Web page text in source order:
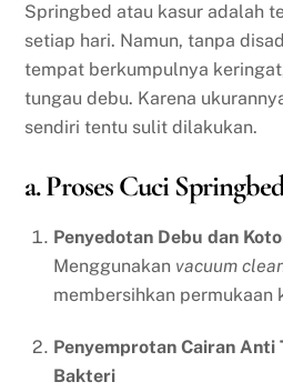
Springbed atau kasur adalah
setiap hari. Namun, tanpa
tempat berkumpulnya
tungau debu. Karena
sendiri tentu sulit dilakukan.
a. Proses Cuci
Penyedotan Debu dan
Menggunakan vacuum
membersihkan permukaan
Penyemprotan Cairan Anti
Bakteri